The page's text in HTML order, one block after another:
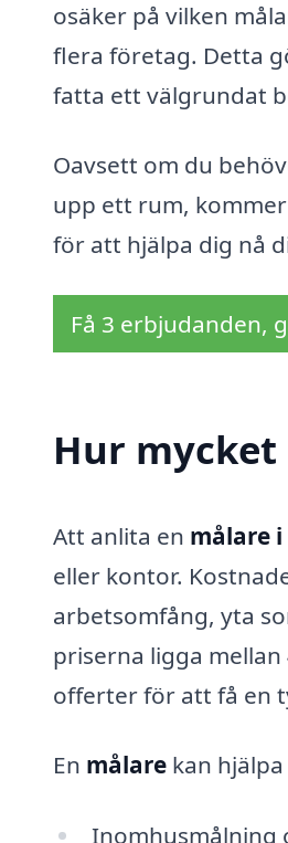
osäker på vilken
flera företag. Detta
fatta ett välgrundat
Oavsett om du
upp ett rum,
för att hjälpa dig nå
Få 3 erbjudanden,
Hur mycket
Att anlita en målare i
eller kontor.
arbetsomfång, yta
priserna ligga
offerter för att få en
En målare kan
Inomhusmålning